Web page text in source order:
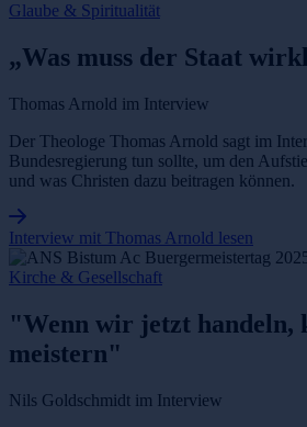
Glaube & Spiritualität
„Was muss der Staat
Thomas Arnold im Interview
Der Theologe Thomas Arnold sagt im
Bundesregierung tun sollte, um den
und was Christen dazu beitragen können.
Interview mit Thomas Arnold lesen
Kirche & Gesellschaft
"Wenn wir jetzt handeln,
meistern"
Nils Goldschmidt im Interview